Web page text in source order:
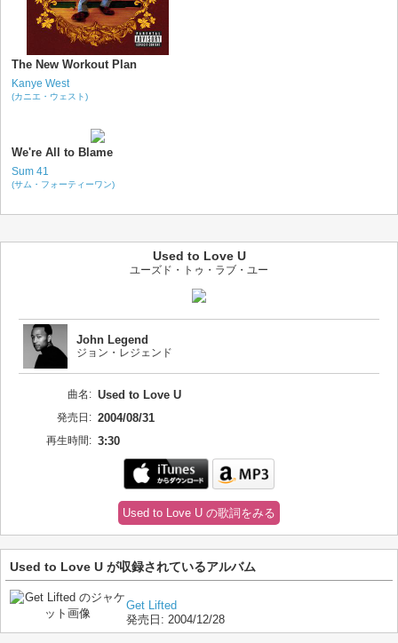
The New Workout Plan
Kanye West
(カニエ・ウェスト)
We're All to Blame
Sum 41
(サム・フォーティーワン)
Used to Love U
ユーズド・トゥ・ラブ・ユー
John Legend
ジョン・レジェンド
曲名: Used to Love U
発売日: 2004/08/31
再生時間: 3:30
Used to Love U の歌詞をみる
Used to Love U が収録されているアルバム
Get Lifted
発売日: 2004/12/28